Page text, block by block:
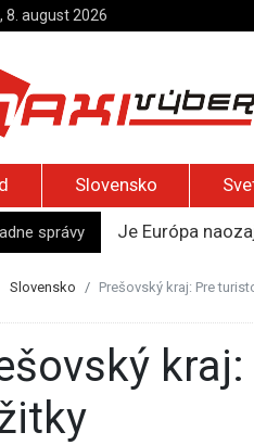
8. august 2026
Slovensko
správy
Je Európa
Kyjev žiada EÚ
Slovensko Prešovský kraj: Pre